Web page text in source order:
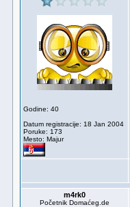
Godine: 40
Datum registracije: 18 Jan 2004
Poruke: 173
Mesto: Majur
m4rk0
Početnik Domaćeg.de